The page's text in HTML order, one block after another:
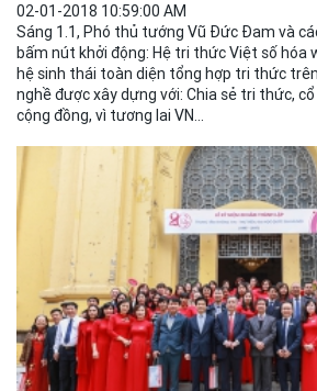
02-01-2018 10:59:00 AM
Sáng 1.1, Phó thủ tướng Vũ Đức Đam và
bấm nút khởi động: Hệ tri thức Việt số hóa
hệ sinh thái toàn diện tổng hợp tri thức
nghề được xây dựng với: Chia sẻ tri thức,
cộng đồng, vì tương lai VN...